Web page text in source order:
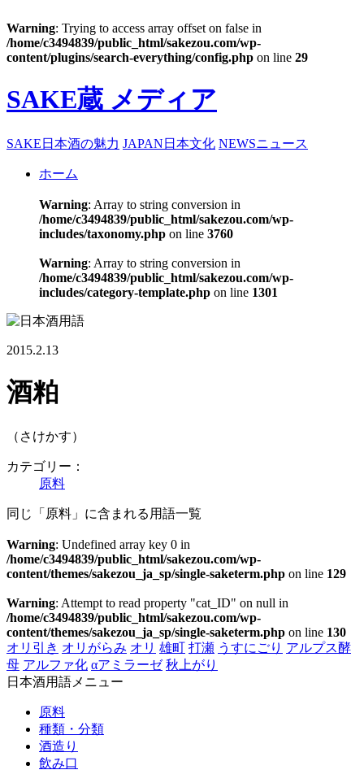
Warning: Trying to access array offset on false in
/home/c3494839/public_html/sakezou.com/wp-
content/plugins/search-everything/config.php on line 29
SAKE蔵 メディア
SAKE 日本酒の魅力 JAPAN 日本文化 NEWSニュース
ホーム
Warning: Array to string conversion in
/home/c3494839/public_html/sakezou.com/wp-
includes/taxonomy.php on line 3760
Warning: Array to string conversion in
/home/c3494839/public_html/sakezou.com/wp-
includes/category-template.php on line 1301
2015.2.13
酒粕
（さけかす）
カテゴリー：
原料
同じ「原料」に含まれる用語一覧
Warning: Undefined array key 0 in
/home/c3494839/public_html/sakezou.com/wp-
content/themes/sakezou_ja_sp/single-saketerm.php on line 129
Warning: Attempt to read property "cat_ID" on null in
/home/c3494839/public_html/sakezou.com/wp-
content/themes/sakezou_ja_sp/single-saketerm.php on line 130
オリ引き オリがらみ オリ 雄町 打瀬 うすにごり アルプス酵
母 アルファ化 αアミラーゼ 秋上がり
日本酒用語メニュー
原料
種類・分類
酒造り
飲み口